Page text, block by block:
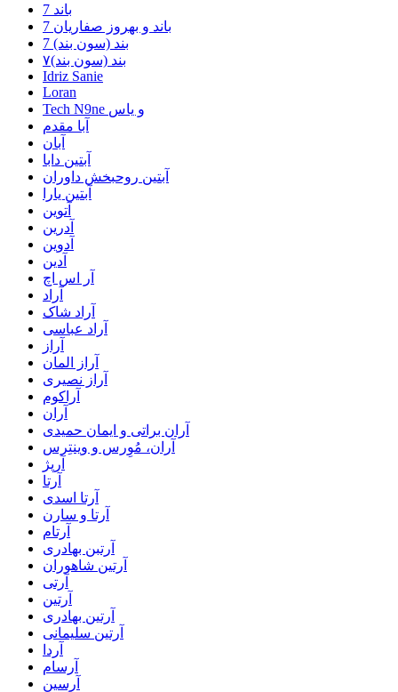
7 باند
7 باند و بهروز صفاریان
7 بند (سون بند)
۷بند (سون بند)
Idriz Sanie
Loran
Tech N9ne و یاس
آبا مقدم
آبان
آبتین دابا
آبتین روحبخش داوران
آبتین یارا
آتوین
آدرین
آدوین
آدین
آر اس اچ
آراد
آراد شاک
آراد عباسی
آراز
آراز المان
آراز نصیری
آراکوم
آران
آران براتی و ایمان حمیدی
آران، مُوِرس و وینتِرس
آرپژ
آرتا
آرتا اسدی
آرتا و سارن
آرتام
آرتبن بهادری
آرتين شاهوران
آرتی
آرتین
آرتین بهادری
آرتین سلیمانی
آردا
آرسام
آرسین